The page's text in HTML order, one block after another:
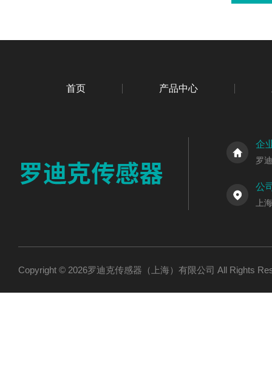
首页 产品中心
企
罗
公
上
Copyright © 2026罗迪克传感器（上海）有限公司 All Rights